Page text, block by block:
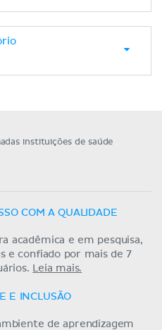
instituições de saúde
COM A QUALIDADE
acadêmica e em pesquisa,
e confiado por mais de 7
Leia mais.
E INCLUSÃO
de aprendizagem